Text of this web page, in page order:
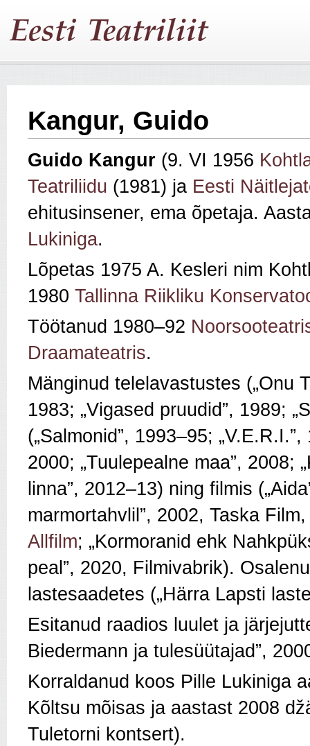
Kangur, Guido
Guido Kangur (9. VI 1956
Teatriliidu (1981) ja Eesti
ehitusinsener, ema õpetaja.
Lukiniga.
Lõpetas 1975 A. Kesleri nim
1980 Tallinna Riikliku
Töötanud 1980–92
Draamateatris.
Mänginud telelavastustes („Onu
1983; „Vigased pruudid”, 1989;
(„Salmonid”, 1993–95;
2000; „Tuulepealne maa”, 2008;
linna”, 2012–13) ning filmis
marmortahvlil”, 2002, Taska
Allfilm; „Kormoranid ehk
peal”, 2020, Filmivabrik).
lastesaadetes („Härra Lapsti
Esitanud raadios luulet ja
Biedermann ja tulesüütajad”,
Korraldanud koos Pille Lukiniga
Kõltsu mõisas ja aastast 2008
Tuletorni kontsert).